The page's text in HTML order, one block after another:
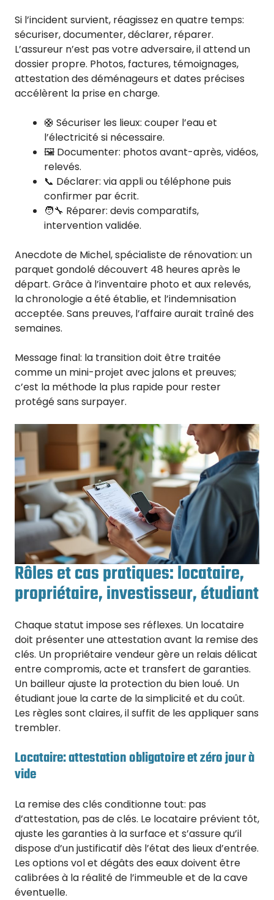
Si l’incident survient, réagissez en quatre temps:
sécuriser, documenter, déclarer, réparer.
L’assureur n’est pas votre adversaire, il attend un
dossier propre. Photos, factures, témoignages,
attestation des déménageurs et dates précises
accélèrent la prise en charge.
🛟 Sécuriser les lieux: couper l’eau et
l’électricité si nécessaire.
🖼️ Documenter: photos avant-après, vidéos,
relevés.
📞 Déclarer: via appli ou téléphone puis
confirmer par écrit.
🧑‍🔧 Réparer: devis comparatifs,
intervention validée.
Anecdote de Michel, spécialiste de rénovation: un
parquet gondolé découvert 48 heures après le
départ. Grâce à l’inventaire photo et aux relevés,
la chronologie a été établie, et l’indemnisation
acceptée. Sans preuves, l’affaire aurait traîné des
semaines.
Message final: la transition doit être traitée
comme un mini-projet avec jalons et preuves;
c’est la méthode la plus rapide pour rester
protégé sans surpayer.
Rôles et cas pratiques: locataire,
propriétaire, investisseur, étudiant
Chaque statut impose ses réflexes. Un locataire
doit présenter une attestation avant la remise des
clés. Un propriétaire vendeur gère un relais délicat
entre compromis, acte et transfert de garanties.
Un bailleur ajuste la protection du bien loué. Un
étudiant joue la carte de la simplicité et du coût.
Les règles sont claires, il suffit de les appliquer sans
trembler.
Locataire: attestation obligatoire et zéro jour à
vide
La remise des clés conditionne tout: pas
d’attestation, pas de clés. Le locataire prévient tôt,
ajuste les garanties à la surface et s’assure qu’il
dispose d’un justificatif dès l’état des lieux d’entrée.
Les options vol et dégâts des eaux doivent être
calibrées à la réalité de l’immeuble et de la cave
éventuelle.